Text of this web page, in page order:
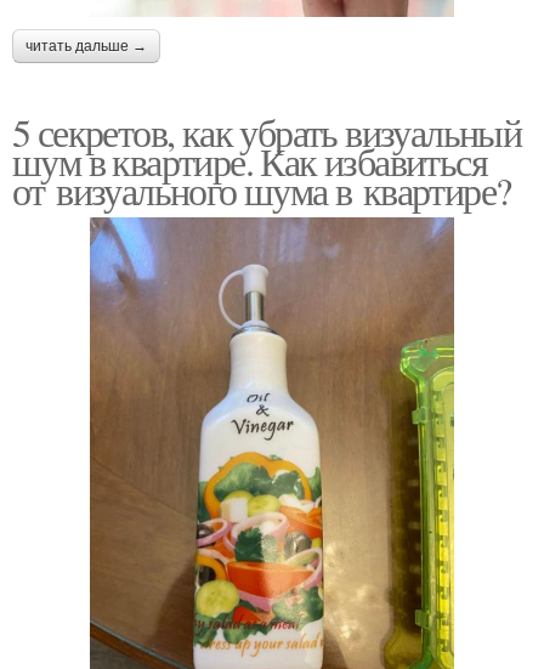
читать дальше →
5 секретов, как убрать визуальный
шум в квартире. Как избавиться
от визуального шума в квартире?